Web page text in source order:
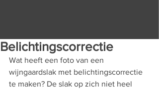
Belichtingscorrectie
Wat heeft een foto van een
wijngaardslak met belichtingscorrectie
te maken? De slak op zich niet heel